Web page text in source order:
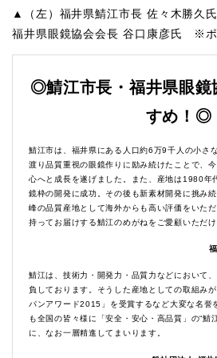
▲（左）福井県鯖江市長 佐々木勝久
福井県眼鏡協会会長 谷口康彦氏 ※ポ
◎鯖江市長・福井県眼鏡
すめ！◎
鯖江市は、福井県にある人口約6万9千人の小さ
渡り品質重視の眼鏡作りに励み続けたことで、
心へと成長を遂げました。また、産地は1980年
鏡枠の開発に成功。その後も新素材開発に挑み
峰の品質産地として海外からも高い評価をいた
持ってお届けする鯖江のめがねをご愛顧いただけ
鯖江は、技術力・開発力・品質力などにおいて
負しております。そうした産地としての取組み
パンアワード2015」を受賞するなど大変な名誉
も全国の皆々様に「安全・安心・高品質」の“鯖
に、なお一層精進してまいります。